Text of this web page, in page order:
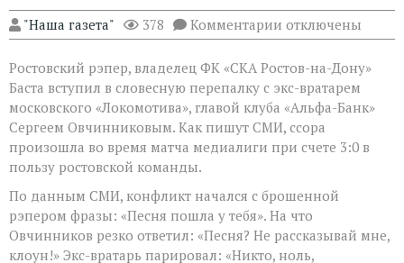
"Наша газета" 378 Комментарии к
записи
рэпером
Бастой
бывшим
вратарем
произошел
конфликт
отключены
Ростовский рэпер, владелец ФК «СКА Ростов-на-Дону»
Баста вступил в словесную перепалку с экс-вратарем
московского «Локомотива», главой клуба «Альфа-Банк»
Сергеем Овчинниковым. Как пишут СМИ, ссора
произошла во время матча медиалиги при счете 3:0 в
пользу ростовской команды.
По данным СМИ, конфликт начался с брошенной
рэпером фразы: «Песня пошла у тебя». На что
Овчинников резко ответил: «Песня? Не рассказывай мне,
клоун!» Экс-вратарь парировал: «Никто, ноль,